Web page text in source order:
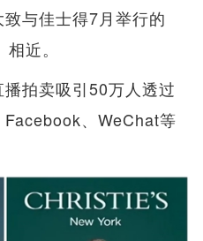
与佳士得7月举行的
近。
拍卖吸引50万人透过
、WeChat等